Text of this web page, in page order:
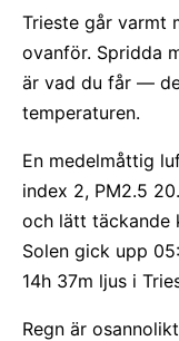
Trieste går varmt
ovanför. Spridda
är vad du får —
temperaturen.
En medelmåttig
index 2, PM2.5
och lätt täckande
Solen gick upp
14h 37m ljus i
Regn är